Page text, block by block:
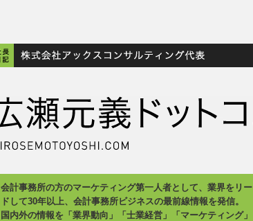
会計事務所の方のマーケティング第一人者として、業界をリー
ドして30年以上、会計事務所ビジネスの最前線情報を発信。
国内外の情報を「業界動向」「士業経営」「マーケティング」